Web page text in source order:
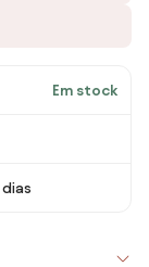
Em stock